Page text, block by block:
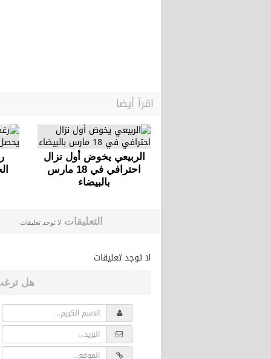
اقرأ أيضا
الربيعي يخوض أول نزال
احترافي في 18 مارس
بالبيضاء
التعليقات لا توجد تعليقات
لا توجد تعليقات
هل